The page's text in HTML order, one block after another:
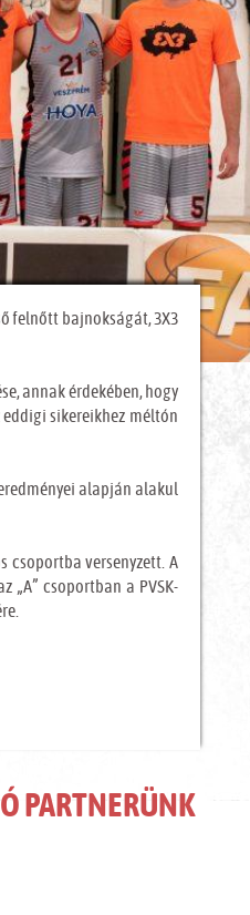
felnőtt bajnokságát, 3X3
annak érdekében, hogy
sikereikhez méltón
alapján alakul
csoportba versenyzett. A
„A” csoportban a PVSK-
PARTNERÜNK